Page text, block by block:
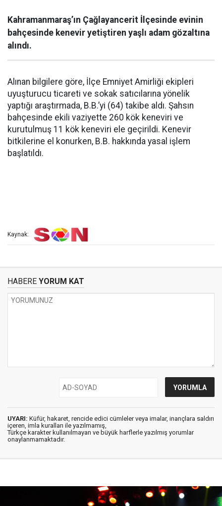
Kahramanmaraş’ın Çağlayancerit İlçesinde evinin
bahçesinde kenevir yetiştiren yaşlı adam gözaltına
alındı.
Alınan bilgilere göre, İlçe Emniyet Amirliği ekipleri
uyuşturucu ticareti ve sokak satıcılarına yönelik
yaptığı araştırmada, B.B.’yi (64) takibe aldı. Şahsın
bahçesinde ekili vaziyette 260 kök keneviri ve
kurutulmuş 11 kök keneviri ele geçirildi. Kenevir
bitkilerine el konurken, B.B. hakkında yasal işlem
başlatıldı.
Kaynak:
HABERE YORUM KAT
UYARI: Küfür, hakaret, rencide edici cümleler veya imalar, inançlara saldırı
içeren, imla kuralları ile yazılmamış,
Türkçe karakter kullanılmayan ve büyük harflerle yazılmış yorumlar
onaylanmamaktadır.